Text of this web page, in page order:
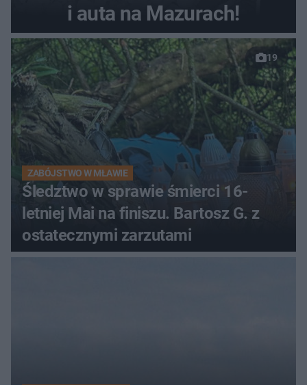
i auta na Mazurach!
19
ZABÓJSTWO W MŁAWIE
Śledztwo w sprawie śmierci 16-
letniej Mai na finiszu. Bartosz G. z
ostatecznymi zarzutami